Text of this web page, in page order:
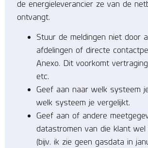
de energieleverancier ze van de
ontvangt.
Stuur de meldingen niet door
afdelingen of directe
Anexo. Dit voorkomt
etc.
Geef aan naar welk systeem
welk systeem je vergelijkt.
Geef aan of andere
datastromen van die klant wel
(bijv. ik zie geen gasdata in